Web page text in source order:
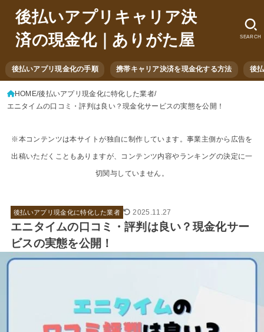
後払いアプリキャリア決
済の現金化｜ありがた屋
後払いアプリ現金化の手順 携帯キャリア決済を現金化する方法 後
SEARCH
HOME 後払いアプリ現金化に特化した業者
エニタイムの口コミ・評判は良い？現金化サービスの実態を公開！
※本コンテンツは本サイトが独自に制作しています。事業主側から広告を
出稿いただくこともありますが、コンテンツ内容やランキングの決定に一
切関与していません。
後払いアプリ現金化に特化した業者 2025.11.27
エニタイムの口コミ・評判は良い？現金化サー
ビスの実態を公開！